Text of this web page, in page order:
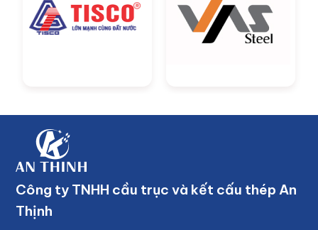
Công ty TNHH cầu trục và kết cấu thép An
Thịnh